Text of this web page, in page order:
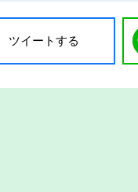
ツイートする